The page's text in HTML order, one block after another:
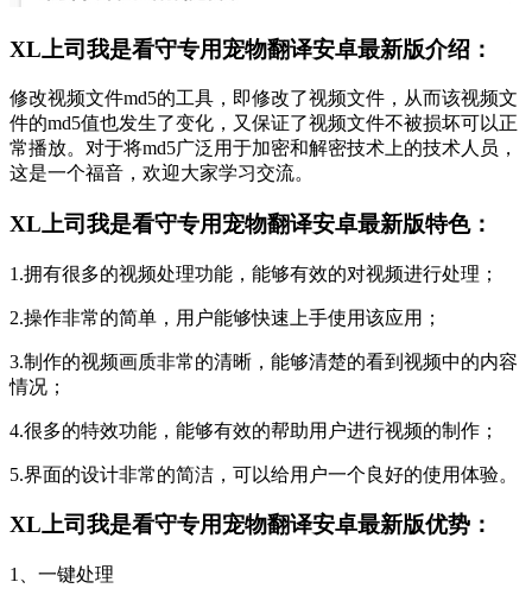
XL上司我是看守专用宠物翻译安卓最新版介绍：
修改视频文件md5的工具，即修改了视频文件，从而该视频文
件的md5值也发生了变化，又保证了视频文件不被损坏可以正
常播放。对于将md5广泛用于加密和解密技术上的技术人员，
这是一个福音，欢迎大家学习交流。
XL上司我是看守专用宠物翻译安卓最新版特色：
1.拥有很多的视频处理功能，能够有效的对视频进行处理；
2.操作非常的简单，用户能够快速上手使用该应用；
3.制作的视频画质非常的清晰，能够清楚的看到视频中的内容
情况；
4.很多的特效功能，能够有效的帮助用户进行视频的制作；
5.界面的设计非常的简洁，可以给用户一个良好的使用体验。
XL上司我是看守专用宠物翻译安卓最新版优势：
1、一键处理